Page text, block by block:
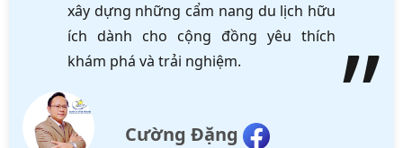
xây dựng những cẩm nang du lịch hữu
ích dành cho cộng đồng yêu thích
khám phá và trải nghiệm.
Cường Đặng